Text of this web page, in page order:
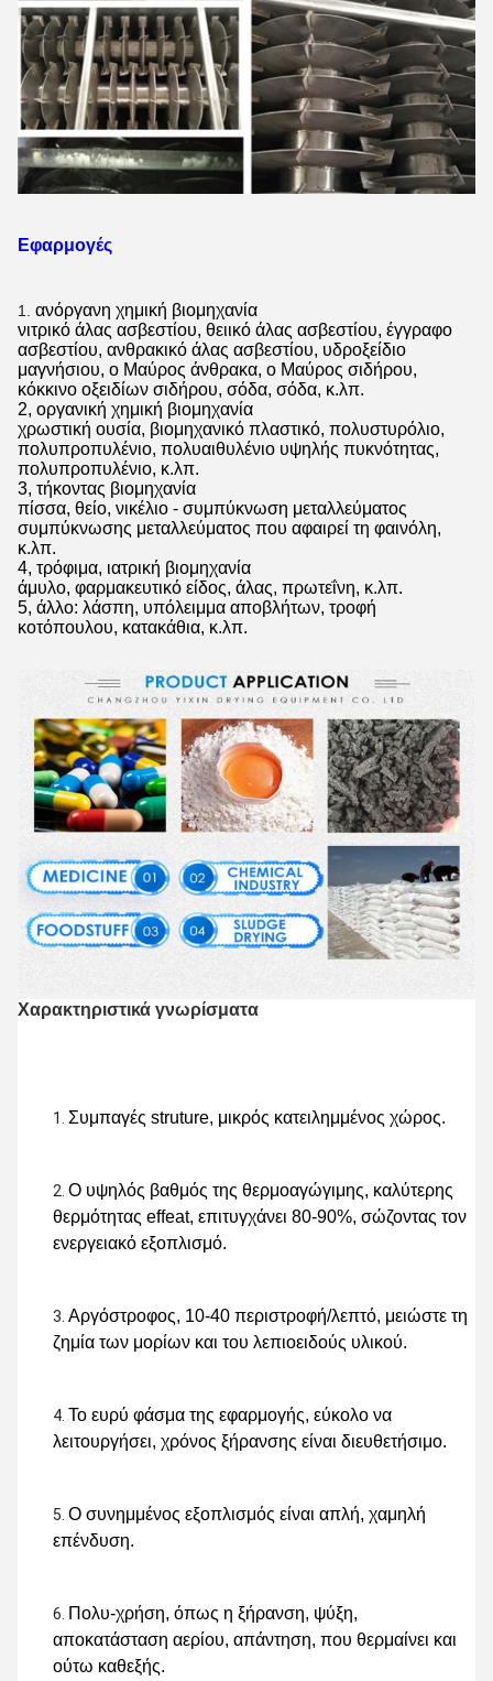
Εφαρμογές
1. ανόργανη χημική βιομηχανία
νιτρικό άλας ασβεστίου, θειικό άλας ασβεστίου, έγγραφο
ασβεστίου, ανθρακικό άλας ασβεστίου, υδροξείδιο
μαγνήσιου, ο Μαύρος άνθρακα, ο Μαύρος σιδήρου,
κόκκινο οξειδίων σιδήρου, σόδα, σόδα, κ.λπ.
2, οργανική χημική βιομηχανία
χρωστική ουσία, βιομηχανικό πλαστικό, πολυστυρόλιο,
πολυπροπυλένιο, πολυαιθυλένιο υψηλής πυκνότητας,
πολυπροπυλένιο, κ.λπ.
3, τήκοντας βιομηχανία
πίσσα, θείο, νικέλιο - συμπύκνωση μεταλλεύματος
συμπύκνωσης μεταλλεύματος που αφαιρεί τη φαινόλη,
κ.λπ.
4, τρόφιμα, ιατρική βιομηχανία
άμυλο, φαρμακευτικό είδος, άλας, πρωτεΐνη, κ.λπ.
5, άλλο: λάσπη, υπόλειμμα αποβλήτων, τροφή
κοτόπουλου, κατακάθια, κ.λπ.
Χαρακτηριστικά γνωρίσματα
Συμπαγές struture, μικρός κατειλημμένος χώρος.
Ο υψηλός βαθμός της θερμοαγώγιμης, καλύτερης
θερμότητας effeat, επιτυγχάνει 80-90%, σώζοντας τον
ενεργειακό εξοπλισμό.
Αργόστροφος, 10-40 περιστροφή/λεπτό, μειώστε τη
ζημία των μορίων και του λεπιοειδούς υλικού.
Το ευρύ φάσμα της εφαρμογής, εύκολο να
λειτουργήσει, χρόνος ξήρανσης είναι διευθετήσιμο.
Ο συνημμένος εξοπλισμός είναι απλή, χαμηλή
επένδυση.
Πολυ-χρήση, όπως η ξήρανση, ψύξη,
αποκατάσταση αερίου, απάντηση, που θερμαίνει και
ούτω καθεξής.